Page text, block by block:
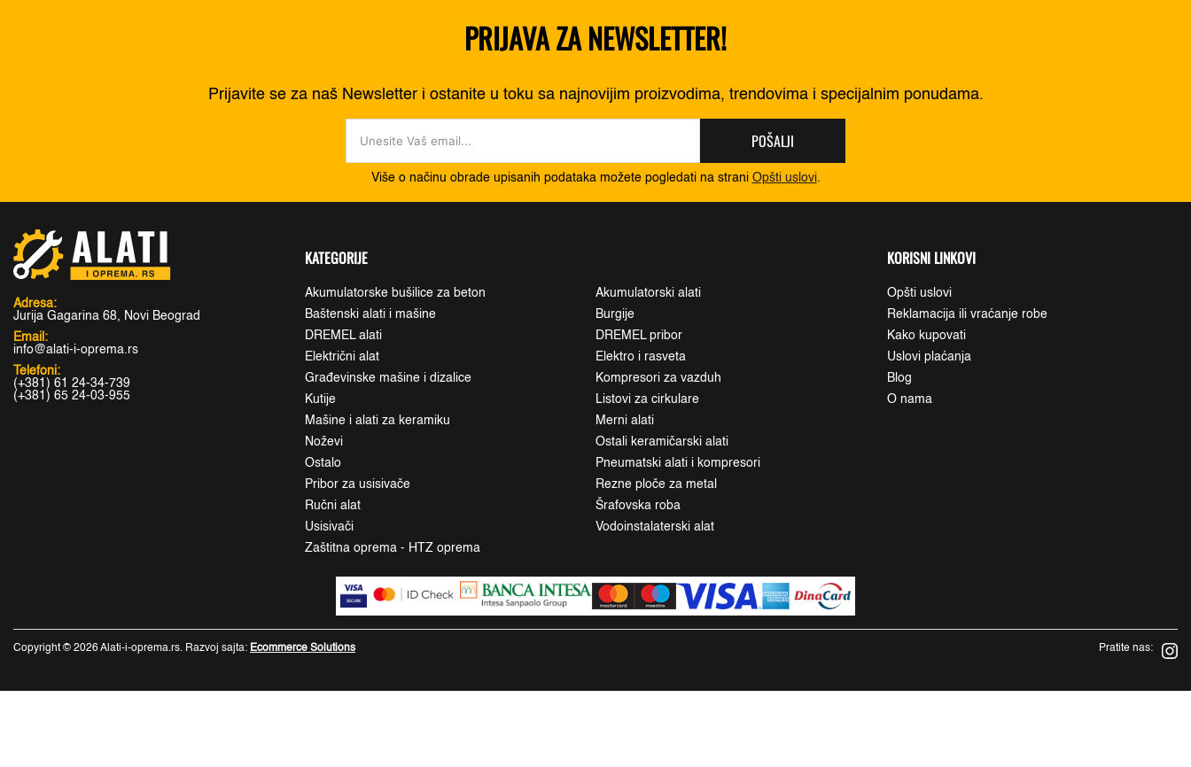
PRIJAVA ZA NEWSLETTER!
Prijavite se za naš Newsletter i ostanite u toku sa najnovijim proizvodima, trendovima i specijalnim ponudama.
POŠALJI
Više o načinu obrade upisanih podataka možete pogledati na strani Opšti uslovi.
Adresa:
Jurija Gagarina 68, Novi Beograd
Email:
info@alati-i-oprema.rs
Telefoni:
(+381) 61 24-34-739
(+381) 65 24-03-955
KATEGORIJE
Akumulatorske bušilice za beton
Akumulatorski alati
Baštenski alati i mašine
Burgije
DREMEL alati
DREMEL pribor
Električni alat
Elektro i rasveta
Građevinske mašine i dizalice
Kompresori za vazduh
Kutije
Listovi za cirkulare
Mašine i alati za keramiku
Merni alati
Noževi
Ostali keramičarski alati
Ostalo
Pneumatski alati i kompresori
Pribor za usisivače
Rezne ploče za metal
Ručni alat
Šrafovska roba
Usisivači
Vodoinstalaterski alat
Zaštitna oprema - HTZ oprema
KORISNI LINKOVI
Opšti uslovi
Reklamacija ili vraćanje robe
Kako kupovati
Uslovi plaćanja
Blog
O nama
Copyright © 2026 Alati-i-oprema.rs. Razvoj sajta: Ecommerce Solutions Pratite nas: